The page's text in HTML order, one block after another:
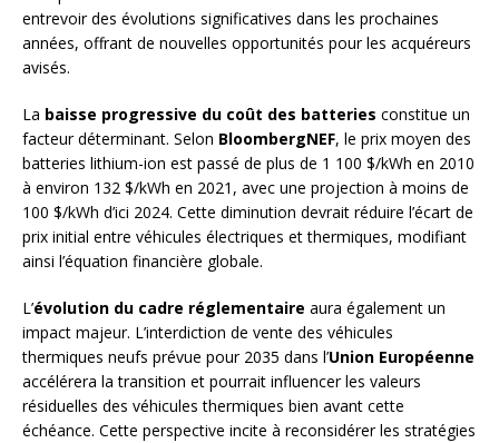
entrevoir des évolutions significatives dans les prochaines
années, offrant de nouvelles opportunités pour les acquéreurs
avisés.
La baisse progressive du coût des batteries constitue un
facteur déterminant. Selon BloombergNEF, le prix moyen des
batteries lithium-ion est passé de plus de 1 100 $/kWh en 2010
à environ 132 $/kWh en 2021, avec une projection à moins de
100 $/kWh d’ici 2024. Cette diminution devrait réduire l’écart de
prix initial entre véhicules électriques et thermiques, modifiant
ainsi l’équation financière globale.
L’évolution du cadre réglementaire aura également un
impact majeur. L’interdiction de vente des véhicules
thermiques neufs prévue pour 2035 dans l’Union Européenne
accélérera la transition et pourrait influencer les valeurs
résiduelles des véhicules thermiques bien avant cette
échéance. Cette perspective incite à reconsidérer les stratégies